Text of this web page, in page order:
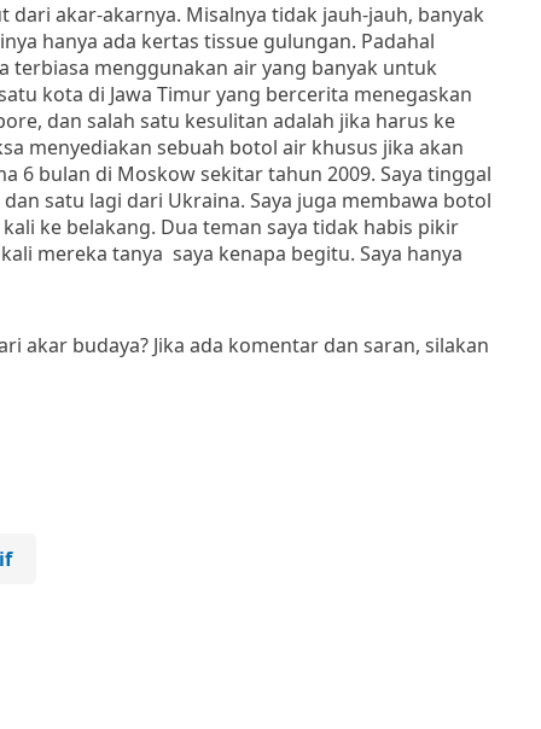
akar-akarnya. Misalnya tidak jauh-jauh, banyak
hanya ada kertas tissue gulungan. Padahal
terbiasa menggunakan air yang banyak untuk
kota di Jawa Timur yang bercerita menegaskan
dan salah satu kesulitan adalah jika harus ke
menyediakan sebuah botol air khusus jika akan
6 bulan di Moskow sekitar tahun 2009. Saya tinggal
satu lagi dari Ukraina. Saya juga membawa botol
ke belakang. Dua teman saya tidak habis pikir
mereka tanya saya kenapa begitu. Saya hanya
akar budaya? Jika ada komentar dan saran, silakan